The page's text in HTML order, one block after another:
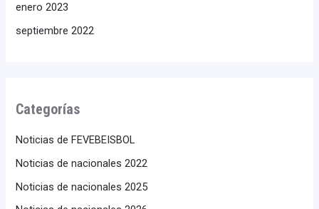
enero 2023
septiembre 2022
Categorías
Noticias de FEVEBEISBOL
Noticias de nacionales 2022
Noticias de nacionales 2025